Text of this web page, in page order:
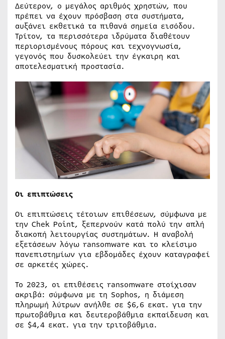
Δεύτερον, ο μεγάλος αριθμός χρηστών, που
πρέπει να έχουν πρόσβαση στα συστήματα,
αυξάνει εκθετικά τα πιθανά σημεία εισόδου.
Τρίτον, τα περισσότερα ιδρύματα διαθέτουν
περιορισμένους πόρους και τεχνογνωσία,
γεγονός που δυσκολεύει την έγκαιρη και
αποτελεσματική προστασία.
Οι επιπτώσεις
Οι επιπτώσεις τέτοιων επιθέσεων, σύμφωνα με
την Chek Point, ξεπερνούν κατά πολύ την απλή
διακοπή λειτουργίας συστημάτων. Η αναβολή
εξετάσεων λόγω ransomware και το κλείσιμο
πανεπιστημίων για εβδομάδες έχουν καταγραφεί
σε αρκετές χώρες.
Το 2023, οι επιθέσεις ransomware στοίχισαν
ακριβά: σύμφωνα με τη Sophos, η διάμεση
πληρωμή λύτρων ανήλθε σε $6,6 εκατ. για την
πρωτοβάθμια και δευτεροβάθμια εκπαίδευση και
σε $4,4 εκατ. για την τριτοβάθμια.